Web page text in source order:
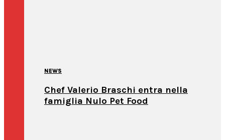
NEWS
Chef Valerio Braschi entra nella
famiglia Nulo Pet Food